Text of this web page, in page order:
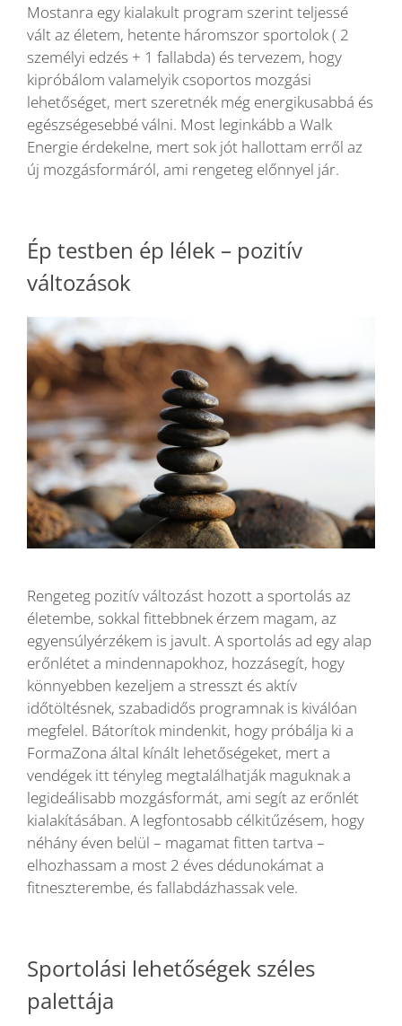
Mostanra egy kialakult program szerint teljessé
vált az életem, hetente háromszor sportolok ( 2
személyi edzés + 1 fallabda) és tervezem, hogy
kipróbálom valamelyik csoportos mozgási
lehetőséget, mert szeretnék még energikusabbá és
egészségesebbé válni. Most leginkább a Walk
Energie érdekelne, mert sok jót hallottam erről az
új mozgásformáról, ami rengeteg előnnyel jár.
Ép testben ép lélek – pozitív
változások
Rengeteg pozitív változást hozott a sportolás az
életembe, sokkal fittebbnek érzem magam, az
egyensúlyérzékem is javult. A sportolás ad egy alap
erőnlétet a mindennapokhoz, hozzásegít, hogy
könnyebben kezeljem a stresszt és aktív
időtöltésnek, szabadidős programnak is kiválóan
megfelel. Bátorítok mindenkit, hogy próbálja ki a
FormaZona által kínált lehetőségeket, mert a
vendégek itt tényleg megtalálhatják maguknak a
legideálisabb mozgásformát, ami segít az erőnlét
kialakításában. A legfontosabb célkitűzésem, hogy
néhány éven belül – magamat fitten tartva –
elhozhassam a most 2 éves dédunokámat a
fitneszterembe, és fallabdázhassak vele.
Sportolási lehetőségek széles
palettája